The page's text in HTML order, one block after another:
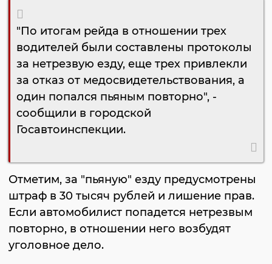
"По итогам рейда в отношении трех
водителей были составлены протоколы
за нетрезвую езду, еще трех привлекли
за отказ от медосвидетельствования, а
один попался пьяным повторно", -
сообщили в городской
Госавтоинспекции.
Отметим, за "пьяную" езду предусмотрены
штраф в 30 тысяч рублей и лишение прав.
Если автомобилист попадется нетрезвым
повторно, в отношении него возбудят
уголовное дело.